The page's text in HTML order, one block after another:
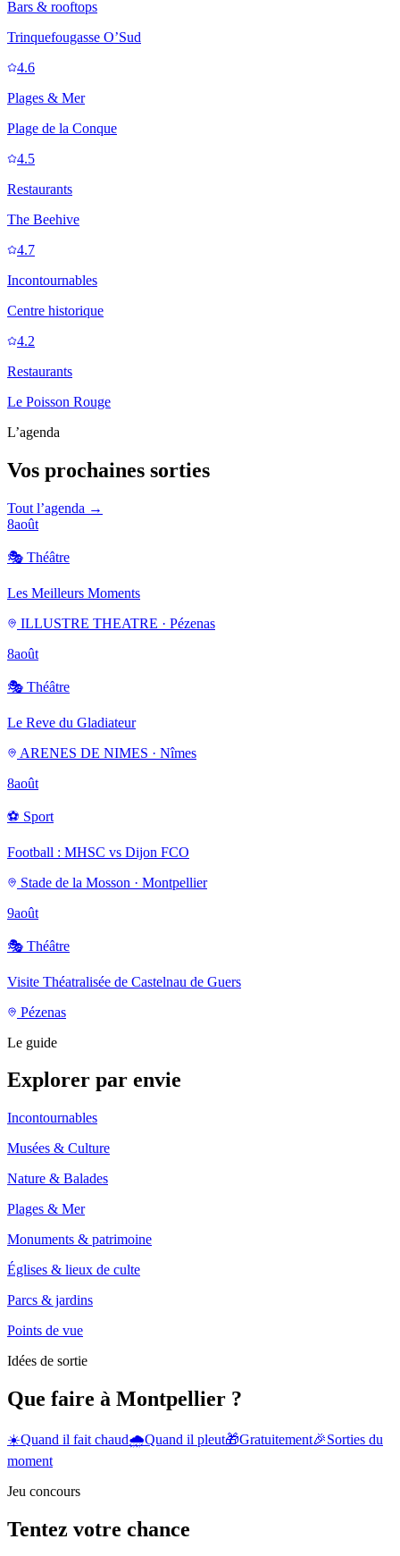
Bars & rooftops
Trinquefougasse O’Sud
4.6
Plages & Mer
Plage de la Conque
4.5
Restaurants
The Beehive
4.7
Incontournables
Centre historique
4.2
Restaurants
Le Poisson Rouge
L’agenda
Vos prochaines sorties
Tout l’agenda →
8août
🎭 Théâtre
Les Meilleurs Moments
ILLUSTRE THEATRE · Pézenas
8août
🎭 Théâtre
Le Reve du Gladiateur
ARENES DE NIMES · Nîmes
8août
⚽ Sport
Football : MHSC vs Dijon FCO
Stade de la Mosson · Montpellier
9août
🎭 Théâtre
Visite Théatralisée de Castelnau de Guers
Pézenas
Le guide
Explorer par envie
Incontournables
Musées & Culture
Nature & Balades
Plages & Mer
Monuments & patrimoine
Églises & lieux de culte
Parcs & jardins
Points de vue
Idées de sortie
Que faire à Montpellier ?
☀️Quand il fait chaud🌧️Quand il pleut🎁Gratuitement🎉Sorties du
moment
Jeu concours
Tentez votre chance